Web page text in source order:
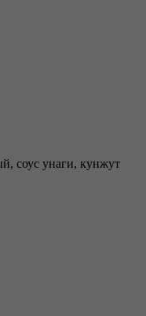
соус унаги, кунжут